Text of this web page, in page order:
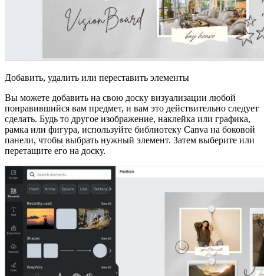
Добавить, удалить или переставить элементы
Вы можете добавить на свою доску визуализации любой
понравившийся вам предмет, и вам это действительно следует
сделать. Будь то другое изображение, наклейка или графика,
рамка или фигура, используйте библиотеку Canva на боковой
панели, чтобы выбрать нужный элемент. Затем выберите или
перетащите его на доску.